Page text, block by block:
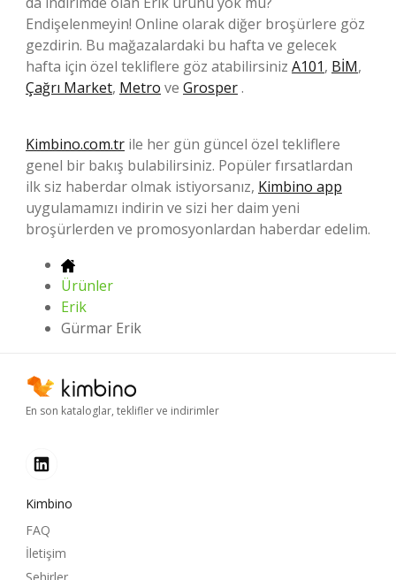
Endişelenmeyin! Online olarak diğer broşürlere göz
gezdirin. Bu mağazalardaki bu hafta ve gelecek
hafta için özel tekliflere göz atabilirsiniz A101, BİM,
Çağrı Market, Metro ve Grosper.
Kimbino.com.tr ile her gün güncel özel tekliflere
genel bir bakış bulabilirsiniz. Popüler fırsatlardan
ilk siz haberdar olmak istiyorsanız, Kimbino app
uygulamamızı indirin ve sizi her daim yeni
broşürlerden ve promosyonlardan haberdar edelim.
Ürünler
Erik
Gürmar Erik
En son kataloglar, teklifler ve indirimler
Kimbino
FAQ
İletişim